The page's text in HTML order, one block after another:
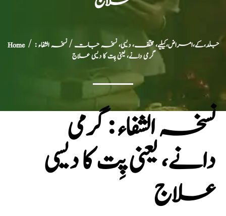
Home/ جلد،کے،امراض،کیلیے، مختلف، دیسی، نسخہ جات / نسخہ الشفاء :
گرمی دانے، یعنی پِت کا دیسی علاج
نسخہ الشفاء : گرمی
دانے، یعنی پِت کا دیسی
علاج